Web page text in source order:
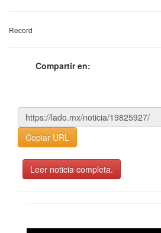
Record
Compartir en:
Copiar URL
Leer noticia completa.